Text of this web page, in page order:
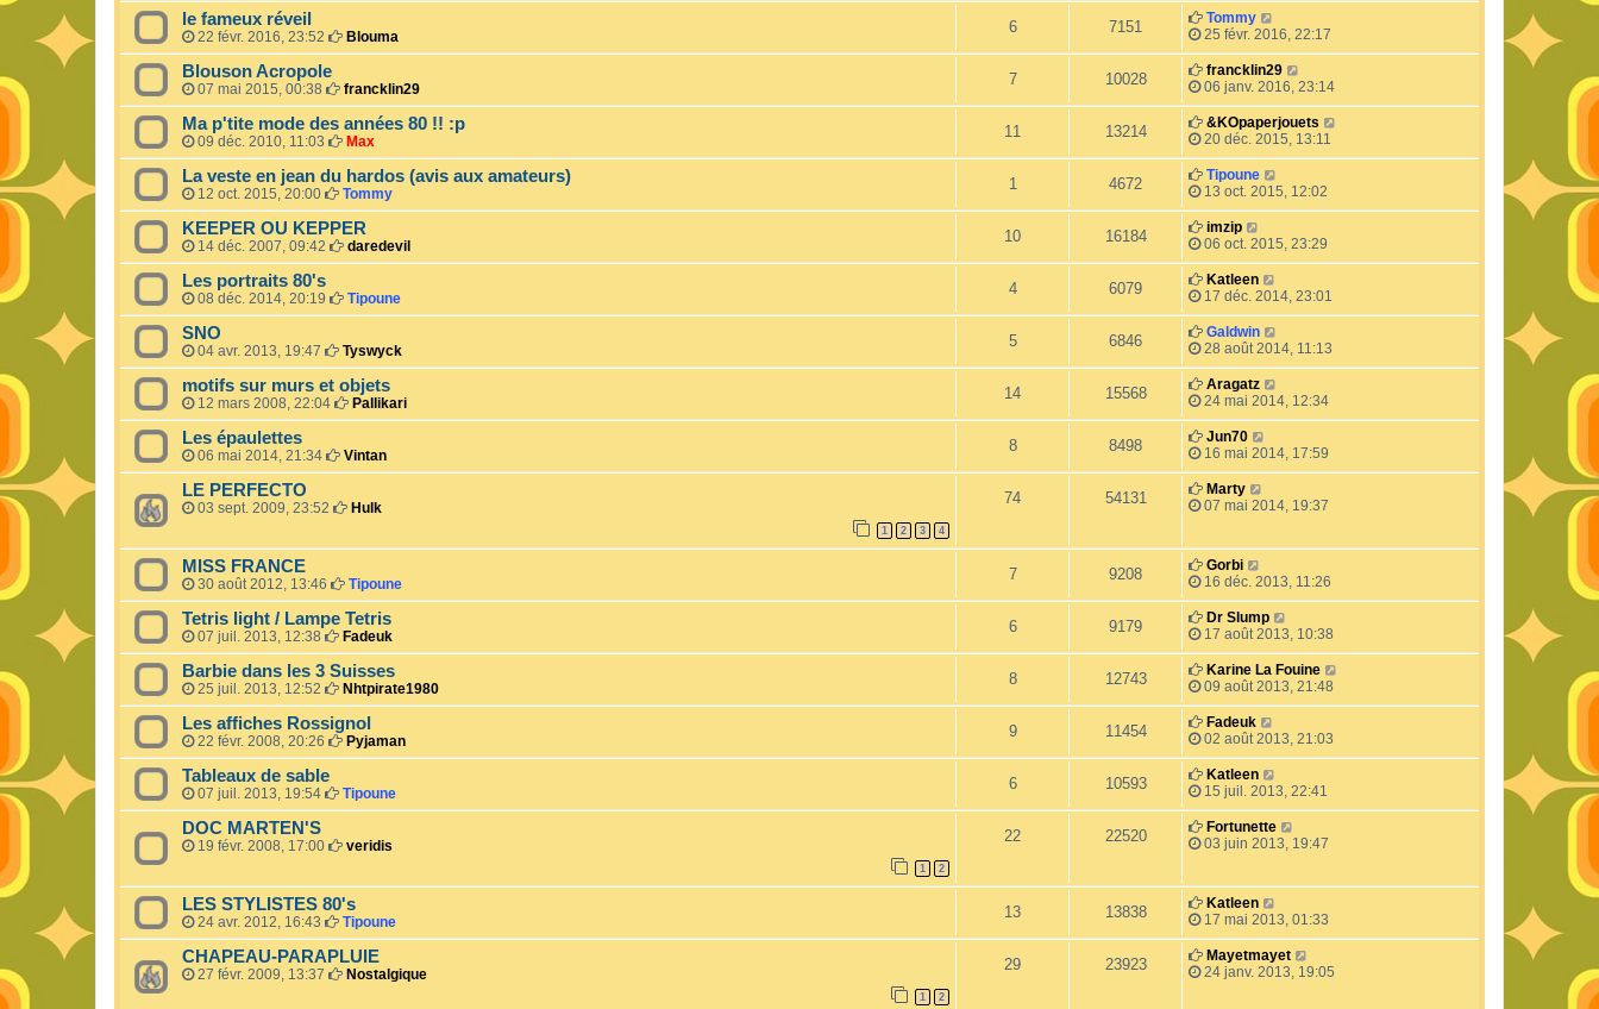
le fameux réveil
22 févr. 2016, 23:52 Blouma
6 7151
Tommy
25 févr. 2016, 22:17
Blouson Acropole
07 mai 2015, 00:38 francklin29
7 10028
francklin29
06 janv. 2016, 23:14
Ma p'tite mode des années 80 !! :p
09 déc. 2010, 11:03 Max
11 13214
&KOpaperjouets
20 déc. 2015, 13:11
La veste en jean du hardos (avis aux amateurs)
12 oct. 2015, 20:00 Tommy
1 4672
Tipoune
13 oct. 2015, 12:02
KEEPER OU KEPPER
14 déc. 2007, 09:42 daredevil
10 16184
imzip
06 oct. 2015, 23:29
Les portraits 80's
08 déc. 2014, 20:19 Tipoune
4 6079
Katleen
17 déc. 2014, 23:01
SNO
04 avr. 2013, 19:47 Tyswyck
5 6846
Galdwin
28 août 2014, 11:13
motifs sur murs et objets
12 mars 2008, 22:04 Pallikari
14 15568
Aragatz
24 mai 2014, 12:34
Les épaulettes
06 mai 2014, 21:34 Vintan
8 8498
Jun70
16 mai 2014, 17:59
LE PERFECTO
03 sept. 2009, 23:52 Hulk
1 2 3 4
74 54131
Marty
07 mai 2014, 19:37
MISS FRANCE
30 août 2012, 13:46 Tipoune
7 9208
Gorbi
16 déc. 2013, 11:26
Tetris light / Lampe Tetris
07 juil. 2013, 12:38 Fadeuk
6 9179
Dr Slump
17 août 2013, 10:38
Barbie dans les 3 Suisses
25 juil. 2013, 12:52 Nhtpirate1980
8 12743
Karine La Fouine
09 août 2013, 21:48
Les affiches Rossignol
22 févr. 2008, 20:26 Pyjaman
9 11454
Fadeuk
02 août 2013, 21:03
Tableaux de sable
07 juil. 2013, 19:54 Tipoune
6 10593
Katleen
15 juil. 2013, 22:41
DOC MARTEN'S
19 févr. 2008, 17:00 veridis
1 2
22 22520
Fortunette
03 juin 2013, 19:47
LES STYLISTES 80's
24 avr. 2012, 16:43 Tipoune
13 13838
Katleen
17 mai 2013, 01:33
CHAPEAU-PARAPLUIE
27 févr. 2009, 13:37 Nostalgique
1 2
29 23923
Mayetmayet
24 janv. 2013, 19:05